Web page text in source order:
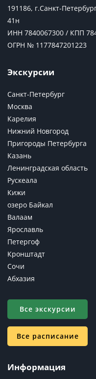
191186, г.Санкт-
41н
ИНН 7840067300 / КПП
ОГРН № 1177847201223
Экскурсии
Санкт-Петербург
Москва
Карелия
Нижний Новгород
Пригороды Петербурга
Казань
Ленинградская область
Рускеала
Кижи
озеро Байкал
Валаам
Ярославль
Петергоф
Кронштадт
Сочи
Абхазия
Все экскурсии
Все расписание
Информация